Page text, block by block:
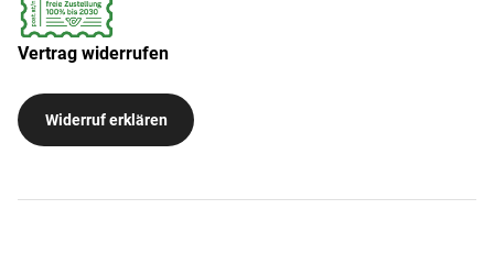
Vertrag widerrufen
Widerruf erklären